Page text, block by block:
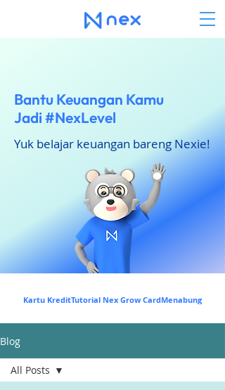
Bantu Keuangan Kamu
Jadi #NexLevel
Yuk belajar keuangan bareng Nexie!
Kartu KreditTutorial Nex Grow CardMenabung
Blog
All Posts